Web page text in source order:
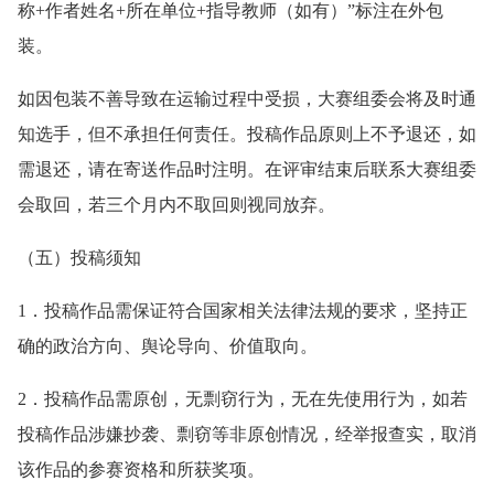
称+作者姓名+所在单位+指导教师（如有）”标注在外包
装。
如因包装不善导致在运输过程中受损，大赛组委会将及时通
知选手，但不承担任何责任。投稿作品原则上不予退还，如
需退还，请在寄送作品时注明。在评审结束后联系大赛组委
会取回，若三个月内不取回则视同放弃。
（五）投稿须知
1．投稿作品需保证符合国家相关法律法规的要求，坚持正
确的政治方向、舆论导向、价值取向。
2．投稿作品需原创，无剽窃行为，无在先使用行为，如若
投稿作品涉嫌抄袭、剽窃等非原创情况，经举报查实，取消
该作品的参赛资格和所获奖项。